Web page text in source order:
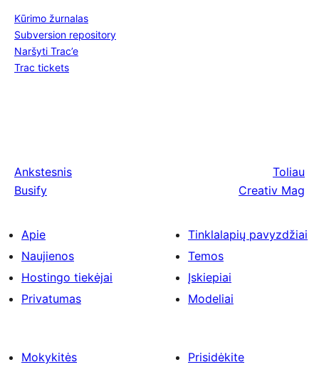
Kūrimo žurnalas
Subversion repository
Naršyti Trac’e
Trac tickets
Ankstesnis
Busify
Toliau
Creativ Mag
Apie
Naujienos
Hostingo tiekėjai
Privatumas
Tinklalapių pavyzdžiai
Temos
Įskiepiai
Modeliai
Mokykitės
Prisidėkite